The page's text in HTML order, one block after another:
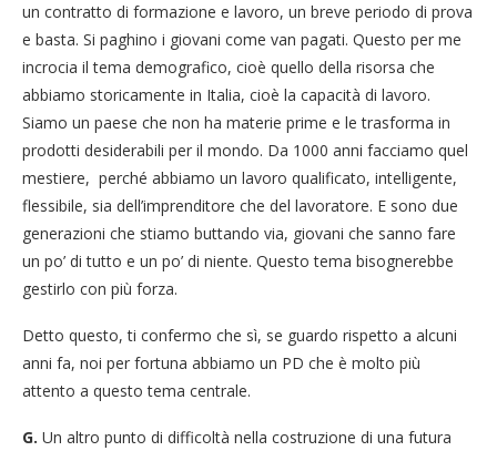
un contratto di formazione e lavoro, un breve periodo di prova
e basta. Si paghino i giovani come van pagati. Questo per me
incrocia il tema demografico, cioè quello della risorsa che
abbiamo storicamente in Italia, cioè la capacità di lavoro.
Siamo un paese che non ha materie prime e le trasforma in
prodotti desiderabili per il mondo. Da 1000 anni facciamo quel
mestiere, perché abbiamo un lavoro qualificato, intelligente,
flessibile, sia dell’imprenditore che del lavoratore. E sono due
generazioni che stiamo buttando via, giovani che sanno fare
un po’ di tutto e un po’ di niente. Questo tema bisognerebbe
gestirlo con più forza.
Detto questo, ti confermo che sì, se guardo rispetto a alcuni
anni fa, noi per fortuna abbiamo un PD che è molto più
attento a questo tema centrale.
G. Un altro punto di difficoltà nella costruzione di una futura